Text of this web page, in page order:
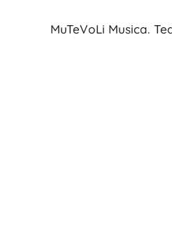
MuTeVoLi Musica.